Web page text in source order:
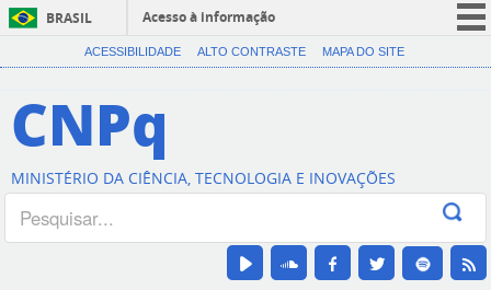
BRASIL
Acesso à informação
CORONAVÍRUS (COVID-19)
Canais
ACESSIBILIDADE ALTO CONTRASTE MAPA DO SITE
CNPq
MINISTÉRIO DA CIÊNCIA, TECNOLOGIA E INOVAÇÕES